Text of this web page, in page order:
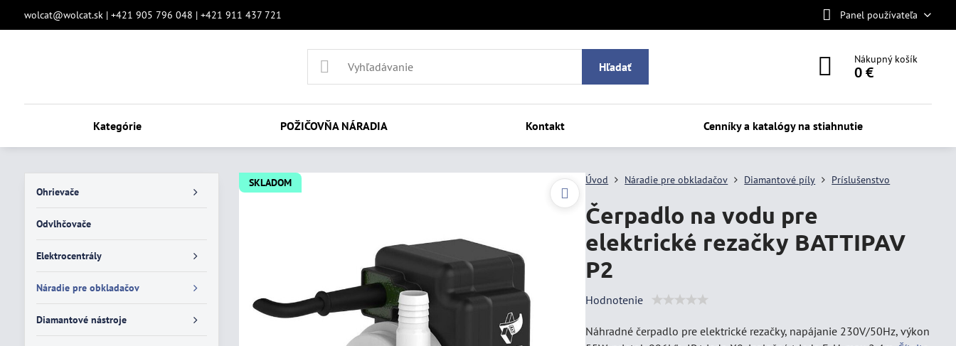
wolcat@wolcat.sk | +421 905 796 048 | +421 911 437 721 Panel používateľa
Hľadať
Nákupný košík
0 €
Kategórie POŽIČOVŇA NÁRADIA Kontakt Cenníky a katalógy na stiahnutie
SKLADOM Úvod Náradie pre obkladačov Diamantové píly Príslušenstvo
Čerpadlo na vodu pre
elektrické rezačky BATTIPAV
P2
Hodnotenie
Náhradné čerpadlo pre elektrické rezačky, napájanie 230V/50Hz, výkon
Ohrievače
Odvlhčovače
Elektrocentrály
Náradie pre obkladačov
Diamantové nástroje